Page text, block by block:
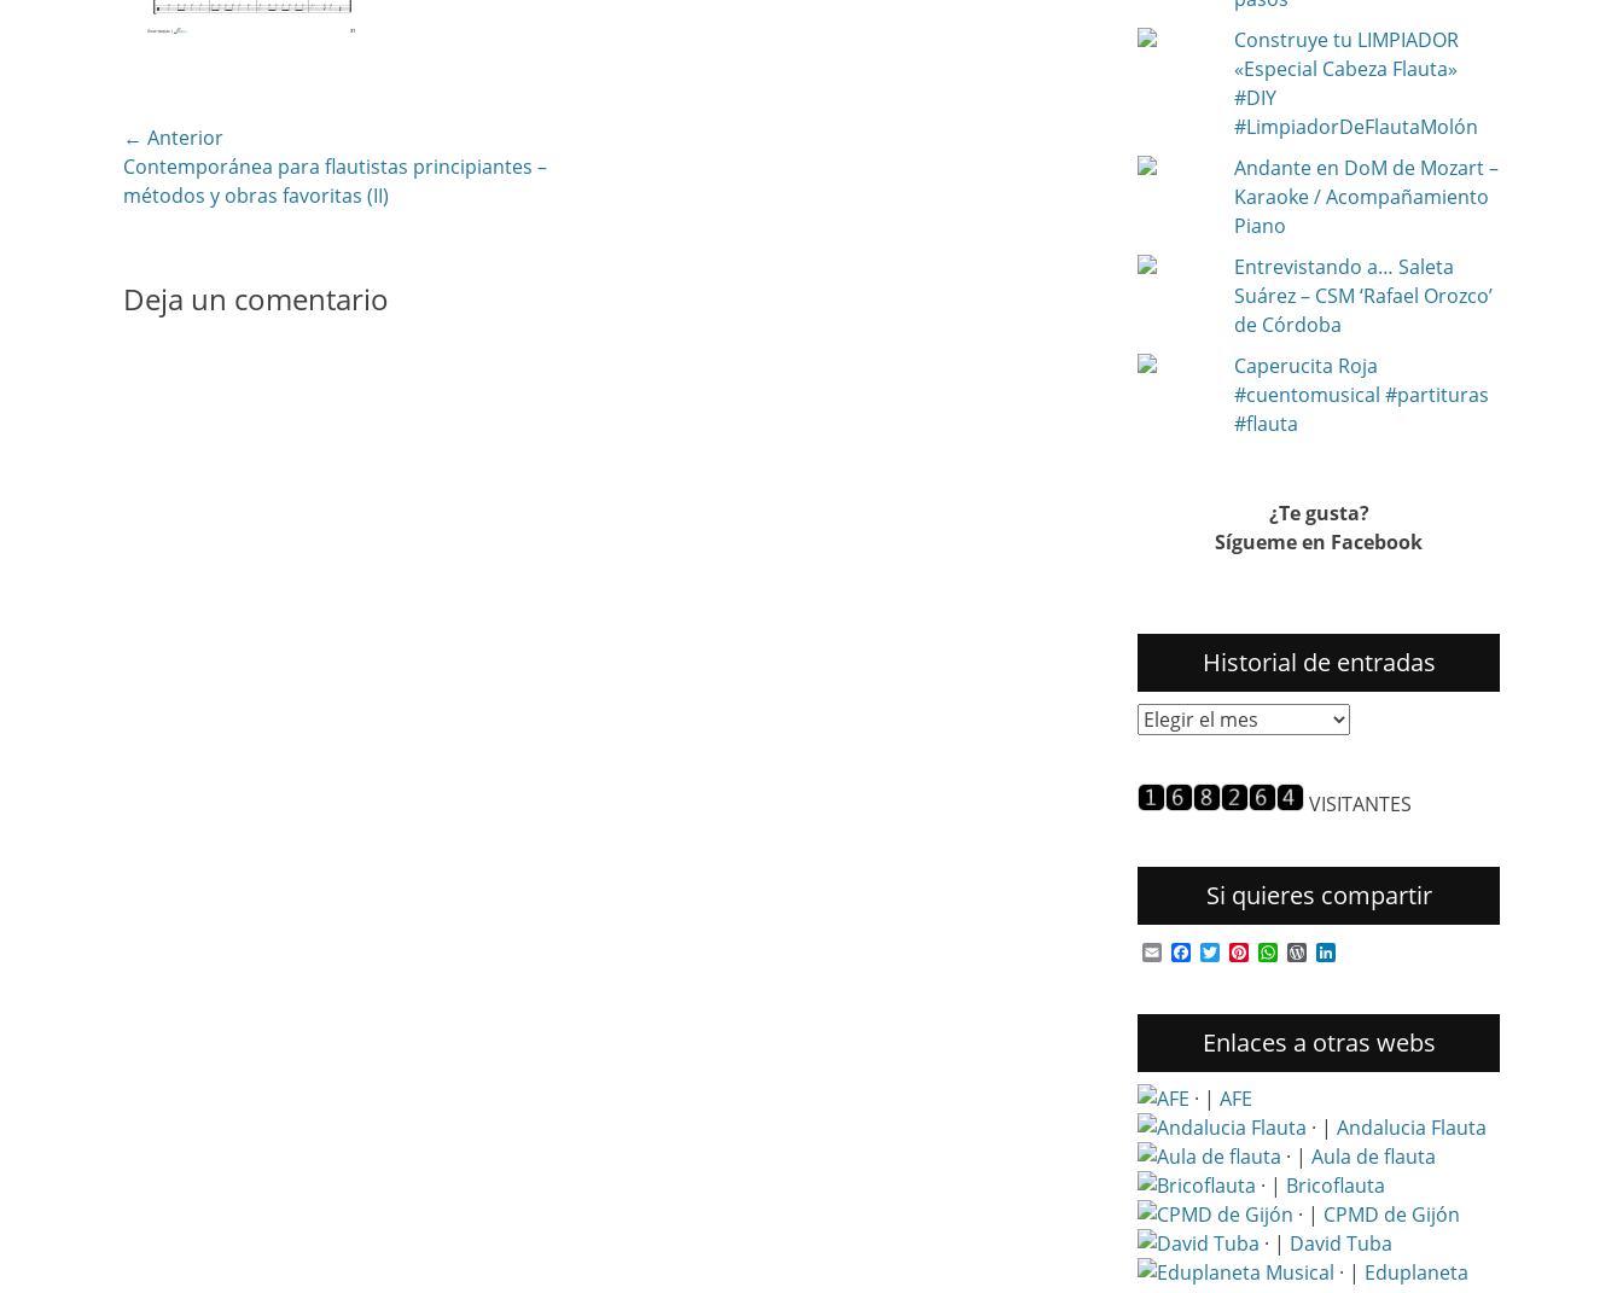
Navegación
de
entradas
← Anterior
Entrada
anterior:
Contemporánea para flautistas principiantes –
métodos y obras favoritas (II)
Deja un comentario
Construye tu LIMPIADOR
«Especial Cabeza Flauta»
#DIY
#LimpiadorDeFlautaMolón
Andante en DoM de Mozart –
Karaoke / Acompañamiento
Piano
Entrevistando a… Saleta
Suárez – CSM ‘Rafael Orozco’
de Córdoba
Caperucita Roja
#cuentomusical #partituras
#flauta
¿Te gusta?
Sígueme en Facebook
Historial de entradas
Historial
VISITANTES
Si quieres compartir
EmailFacebook
TwitterPinterest
WhatsApp
WordPress
Enlaces a otras webs
· | AFE
· | Andalucia Flauta
· | Aula de flauta
· | Bricoflauta
· | CPMD de Gijón
· | David Tuba
· | Eduplaneta